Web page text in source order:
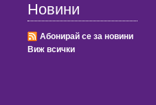
Новини
Абонирай се за новини
Виж всички